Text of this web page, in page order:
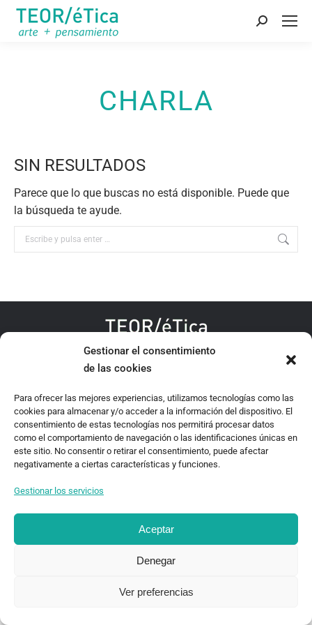
Gestionar el consentimiento
de las cookies
Para ofrecer las mejores experiencias, utilizamos tecnologías como las
cookies para almacenar y/o acceder a la información del dispositivo. El
consentimiento de estas tecnologías nos permitirá procesar datos
como el comportamiento de navegación o las identificaciones únicas en
este sitio. No consentir o retirar el consentimiento, puede afectar
negativamente a ciertas características y funciones.
Gestionar los servicios
Aceptar
Denegar
Ver preferencias
Buscar:
CHARLA
SIN RESULTADOS
Parece que lo que buscas no está disponible. Puede que
la búsqueda te ayude.
Buscar:
TEOR/éTica 2020 - Desarrollado por Oncenueve Estudio